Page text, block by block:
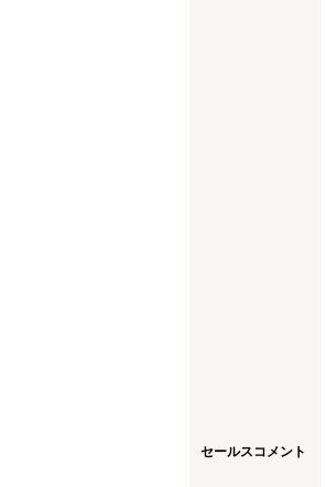
セールスコメント